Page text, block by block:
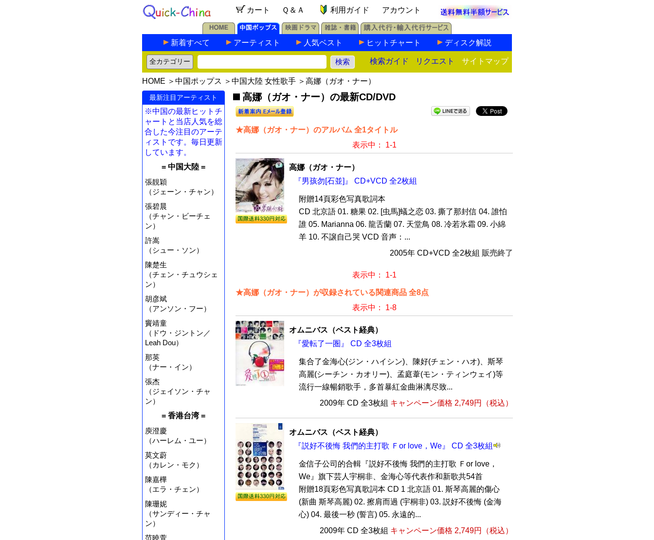
カート Ｑ＆Ａ 利用ガイド アカウント
新着すべて アーティスト 人気ベスト ヒットチャート ディスク解説
検索ガイド リクエスト サイトマップ
HOME ＞ 中国ポップス ＞ 中国大陸 女性歌手 ＞高娜（ガオ・ナー）
最新注目アーティスト
※中国の最新ヒットチ
ャートと当店人気を総
合した今注目のアーテ
ィストです。毎日更新
しています。
= 中国大陸 =
張靚穎
（ジェーン・チャン）
張碧晨
（チャン・ビーチェ
ン）
許嵩
（シュー・ソン）
陳楚生
（チェン・チュウシェ
ン）
胡彦斌
（アンソン・フー）
竇靖童
（ドウ・ジントン／
Leah Dou）
那英
（ナー・イン）
張杰
（ジェイソン・チャ
ン）
= 香港台湾 =
庾澄慶
（ハーレム・ユー）
莫文蔚
（カレン・モク）
陳嘉樺
（エラ・チェン）
陳珊妮
（サンディー・チャ
ン）
范曉萱
高娜（ガオ・ナー）の最新CD/DVD
★高娜（ガオ・ナー）のアルバム 全1タイトル
表示中： 1-1
高娜（ガオ・ナー）
『男孩勿[石並]』 CD+VCD 全2枚組
附贈14頁彩色写真歌詞本
CD 北京語 01. 糖果 02. [虫馬]蟻之恋 03. 撕了那封信 04. 誰怕
誰 05. Marianna 06. 龍舌蘭 07. 天堂鳥 08. 冷若氷霜 09. 小綿
羊 10. 不譲自己哭 VCD 音声：...
2005年 CD+VCD 全2枚組 販売終了
表示中： 1-1
★高娜（ガオ・ナー）が収録されている関連商品 全8点
表示中： 1-8
オムニバス（ベスト経典）
『愛転了一圏』 CD 全3枚組
集合了金海心(ジン・ハイシン)、陳好(チェン・ハオ)、斯琴
高麗(シーチン・カオリー)、孟庭葦(モン・ティンウェイ)等
流行一線暢銷歌手，多首暴紅金曲淋漓尽致...
2009年 CD 全3枚組 キャンペーン価格 2,749円（税込）
オムニバス（ベスト経典）
『説好不後悔 我們的主打歌 Ｆor love，We』 CD 全3枚組
金信子公司的合輯『説好不後悔 我們的主打歌 Ｆor love，
We』旗下芸人宇桐非、金海心等代表作和新歌共54首
附贈18頁彩色写真歌詞本 CD 1 北京語 01. 斯琴高麗的傷心
(新曲 斯琴高麗) 02. 擦肩而過 (宇桐非) 03. 説好不後悔 (金海
心) 04. 最後一秒 (誓言) 05. 永遠的...
2009年 CD 全3枚組 キャンペーン価格 2,749円（税込）